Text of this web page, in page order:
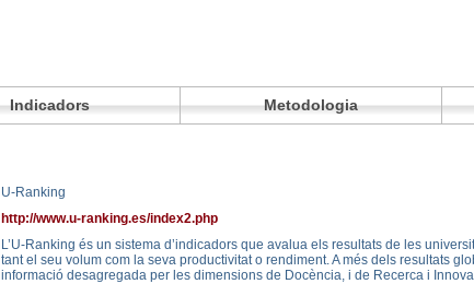
Indicadors Metodologia
U-Ranking
http://www.u-ranking.es/index2.php
L’U-Ranking és un sistema d’indicadors que avalua els resultats de les
tant el seu volum com la seva productivitat o rendiment. A més dels resultats
informació desagregada per les dimensions de Docència, i de Recerca i